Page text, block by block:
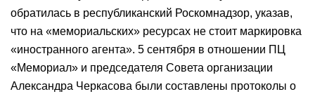
обратилась в республиканский Роскомнадзор, указав,
что на «мемориальских» ресурсах не стоит маркировка
«иностранного агента». 5 сентября в отношении ПЦ
«Мемориал» и председателя Совета организации
Александра Черкасова были составлены протоколы о